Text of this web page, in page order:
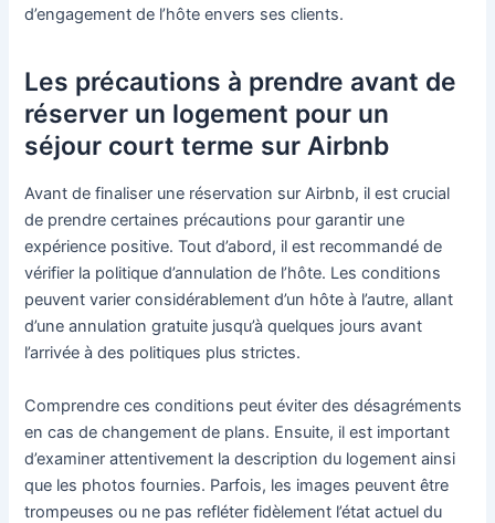
d’engagement de l’hôte envers ses clients.
Les précautions à prendre avant de
réserver un logement pour un
séjour court terme sur Airbnb
Avant de finaliser une réservation sur Airbnb, il est crucial
de prendre certaines précautions pour garantir une
expérience positive. Tout d’abord, il est recommandé de
vérifier la politique d’annulation de l’hôte. Les conditions
peuvent varier considérablement d’un hôte à l’autre, allant
d’une annulation gratuite jusqu’à quelques jours avant
l’arrivée à des politiques plus strictes.
Comprendre ces conditions peut éviter des désagréments
en cas de changement de plans. Ensuite, il est important
d’examiner attentivement la description du logement ainsi
que les photos fournies. Parfois, les images peuvent être
trompeuses ou ne pas refléter fidèlement l’état actuel du